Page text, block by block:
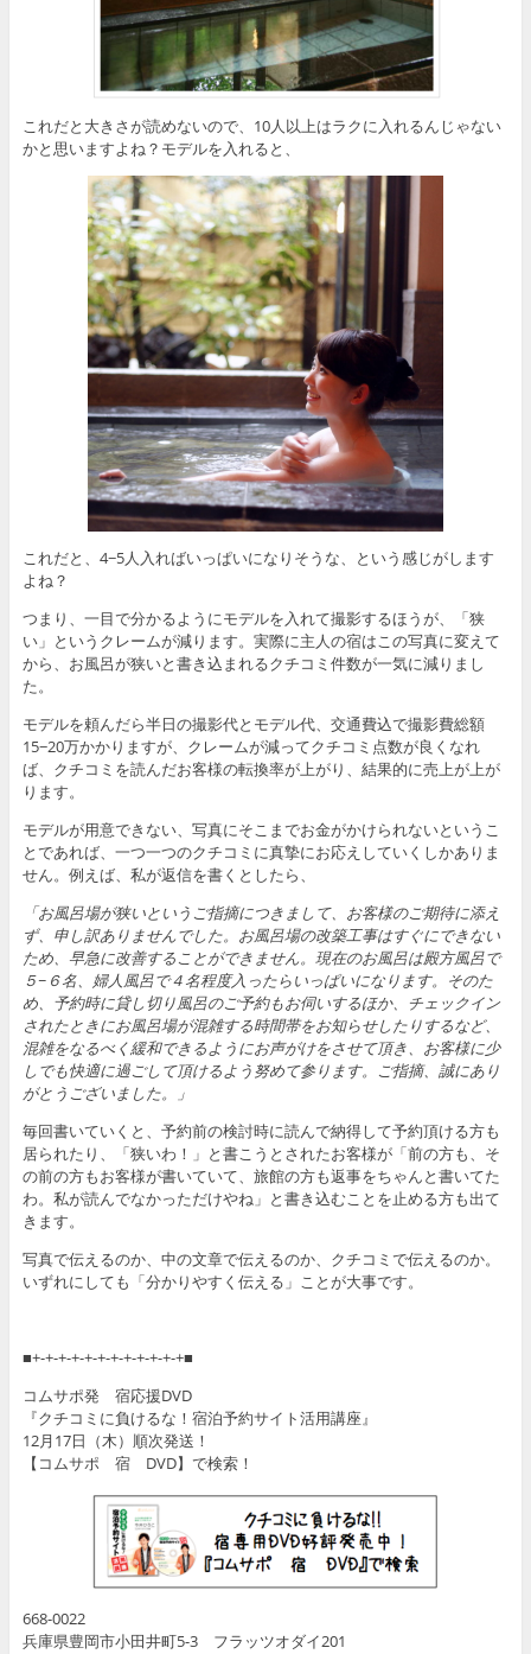
これだと大きさが読めないので、10人以上はラクに入れるんじゃない
かと思いますよね？モデルを入れると、
これだと、4−5人入ればいっぱいになりそうな、という感じがします
よね？
つまり、一目で分かるようにモデルを入れて撮影するほうが、「狭
い」というクレームが減ります。実際に主人の宿はこの写真に変えて
から、お風呂が狭いと書き込まれるクチコミ件数が一気に減りまし
た。
モデルを頼んだら半日の撮影代とモデル代、交通費込で撮影費総額
15−20万かかりますが、クレームが減ってクチコミ点数が良くなれ
ば、クチコミを読んだお客様の転換率が上がり、結果的に売上が上が
ります。
モデルが用意できない、写真にそこまでお金がかけられないというこ
とであれば、一つ一つのクチコミに真摯にお応えしていくしかありま
せん。例えば、私が返信を書くとしたら、
「お風呂場が狭いというご指摘につきまして、お客様のご期待に添え
ず、申し訳ありませんでした。お風呂場の改築工事はすぐにできない
ため、早急に改善することができません。現在のお風呂は殿方風呂で
５−６名、婦人風呂で４名程度入ったらいっぱいになります。そのた
め、予約時に貸し切り風呂のご予約もお伺いするほか、チェックイン
されたときにお風呂場が混雑する時間帯をお知らせしたりするなど、
混雑をなるべく緩和できるようにお声がけをさせて頂き、お客様に少
しでも快適に過ごして頂けるよう努めて参ります。ご指摘、誠にあり
がとうございました。」
毎回書いていくと、予約前の検討時に読んで納得して予約頂ける方も
居られたり、「狭いわ！」と書こうとされたお客様が「前の方も、そ
の前の方もお客様が書いていて、旅館の方も返事をちゃんと書いてた
わ。私が読んでなかっただけやね」と書き込むことを止める方も出て
きます。
写真で伝えるのか、中の文章で伝えるのか、クチコミで伝えるのか。
いずれにしても「分かりやすく伝える」ことが大事です。
■+-+-+-+-+-+-+-+-+-+-+-+■
コムサポ発 宿応援DVD
『クチコミに負けるな！宿泊予約サイト活用講座』
12月17日（木）順次発送！
【コムサポ 宿 DVD】で検索！
668-0022
兵庫県豊岡市小田井町5-3 フラッツオダイ201